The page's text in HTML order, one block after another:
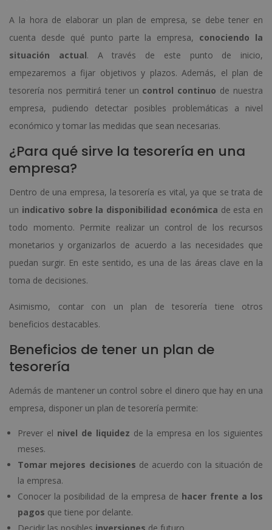
A la hora de elaborar un plan de empresa, se debe tener en
cuenta desde qué punto parte la empresa, conociendo la
situación actual. A través de este punto de inicio,
empezaremos a fijar objetivos y plazos. Además, el plan de
tesorería nos permitirá tener un control continuo de nuestra
empresa, pudiendo detectar posibles problemáticas a nivel
económico y tomar las medidas que sean necesarias.
¿Para qué sirve la tesorería en una
empresa?
Dentro de una empresa, la tesorería es vital, ya que se trata de
un indicativo sobre la disponibilidad económica de esta en
todo momento. Permite realizar un control de los recursos
monetarios y organizarlos de acuerdo a las necesidades que
puedan surgir. En este sentido, es una de las áreas clave en la
toma de decisiones.
Asimismo, contar con un plan de tesorería tiene otros
beneficios destacables.
Beneficios de tener un plan de
tesorería
Además de mantener un control sobre el dinero que hay en una
empresa, disponer un plan de tesorería permite:
Prever el nivel de liquidez de la empresa en los siguientes
meses.
Tomar mejores decisiones de acuerdo con la situación de
la empresa.
Conocer la posibilidad de la empresa de hacer frente a los
pagos que tiene por delante.